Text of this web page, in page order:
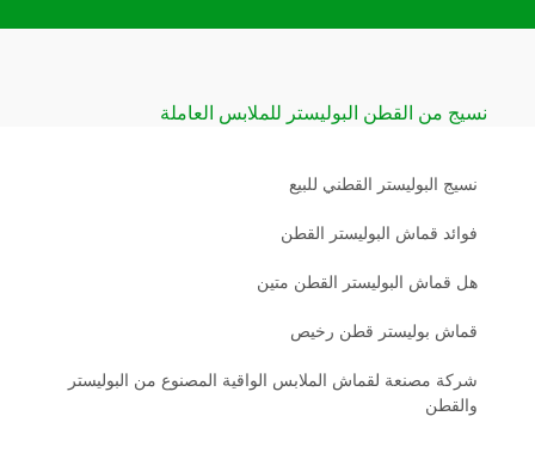
نسيج من القطن البوليستر للملابس العاملة
نسيج البوليستر القطني للبيع
فوائد قماش البوليستر القطن
هل قماش البوليستر القطن متين
قماش بوليستر قطن رخيص
شركة مصنعة لقماش الملابس الواقية المصنوع من البوليستر
والقطن